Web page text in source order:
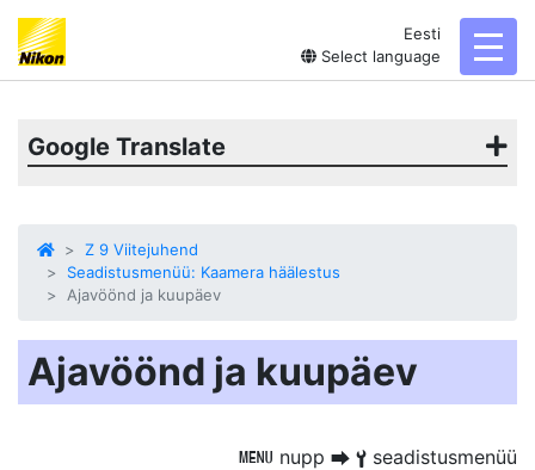
Eesti
Select language
Google Translate
Z 9 Viitejuhend
Seadistusmenüü: Kaamera häälestus
Ajavöönd ja kuupäev
Ajavöönd ja kuupäev
G nupp U B seadistusmenüü